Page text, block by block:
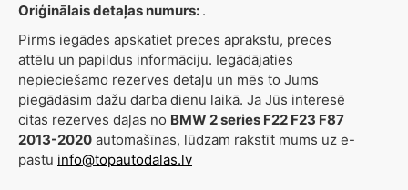
Oriģinālais detaļas numurs: .
Pirms iegādes apskatiet preces aprakstu, preces
attēlu un papildus informāciju. Iegādājaties
nepieciešamo rezerves detaļu un mēs to Jums
piegādāsim dažu darba dienu laikā. Ja Jūs interesē
citas rezerves daļas no BMW 2 series F22 F23 F87
2013-2020 automašīnas, lūdzam rakstīt mums uz e-
pastu info@topautodalas.lv